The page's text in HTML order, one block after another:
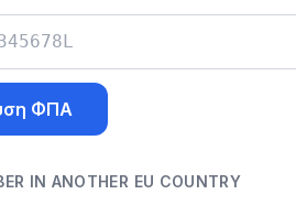
ΦΠΑ
IN ANOTHER EU COUNTRY